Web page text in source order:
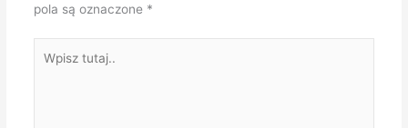
pola są oznaczone *
tutaj..